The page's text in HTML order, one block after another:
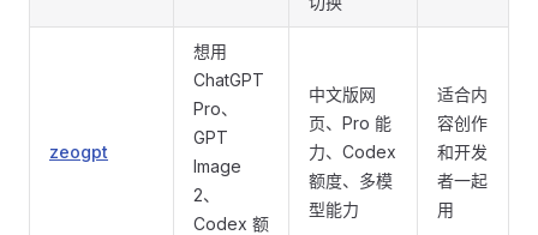
zeogpt
想用
ChatGPT
Pro、
GPT
Image
2、
Codex 额
中文版网
页、Pro 能
力、Codex
额度、多模
型能力
适合内
容创作
和开发
者一起
用